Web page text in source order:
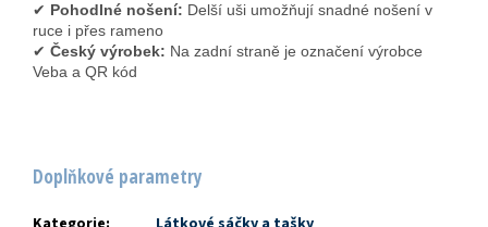
✔ Pohodlné nošení: Delší uši umožňují snadné nošení v
ruce i přes rameno
✔ Český výrobek: Na zadní straně je označení výrobce
Veba a QR kód
Doplňkové parametry